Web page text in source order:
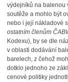
výdejníků na balenou
soutěže a mohlo být
nebo i její nákladové
ostatním členům
Kodexu), by se dle
v oblasti dodávání
barelech, z čehož
dotklo jednoho ze
cenové politiky